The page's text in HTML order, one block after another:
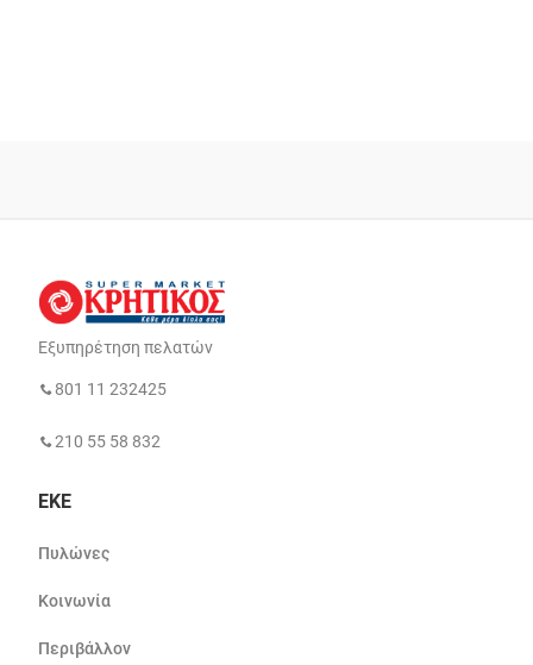
Εξυπηρέτηση πελατών
801 11 232425
210 55 58 832
ΕΚΕ
Πυλώνες
Κοινωνία
Περιβάλλον